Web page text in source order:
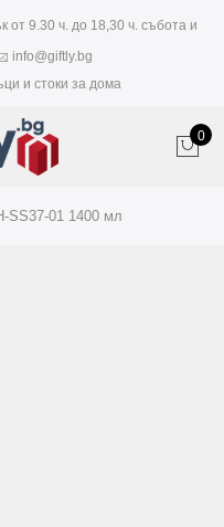
от 9.30 ч. до 18,30 ч. събота и
info@giftly.bg
и стоки за дома
0
SS37-01 1400 мл